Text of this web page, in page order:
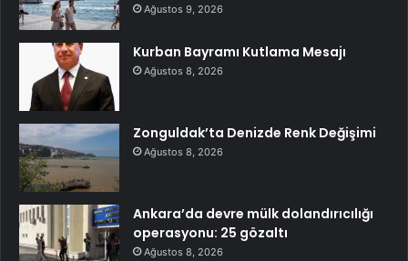
Ağustos 9, 2026
Kurban Bayramı Kutlama Mesajı
Ağustos 8, 2026
Zonguldak’ta Denizde Renk Değişimi
Ağustos 8, 2026
Ankara’da devre mülk dolandırıcılığı
operasyonu: 25 gözaltı
Ağustos 8, 2026